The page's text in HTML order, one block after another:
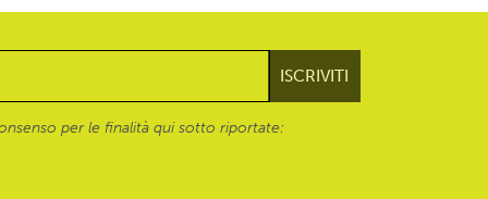
per le finalità qui sotto riportate: